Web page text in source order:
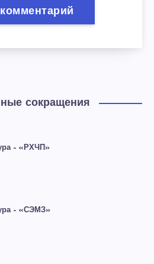
сокращения
– «РХЧП»
– «СЭМЗ»